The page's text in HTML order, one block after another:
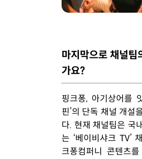
마지막으로 채널팀
가요?
핑크퐁, 아기상어를
핀’의 단독 채널 개설
다. 현재 채널팀은 국
는 ‘베이비샤크 TV’
크퐁컴퍼니 콘텐츠